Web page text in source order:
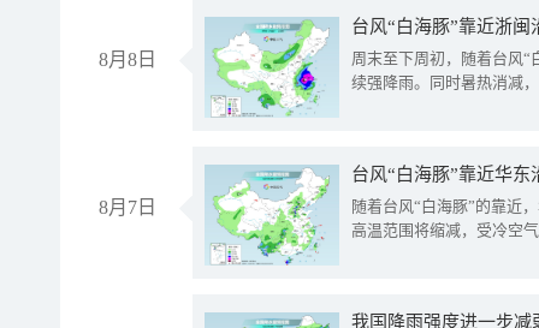
8月8日
台风“白海豚”靠近浙
周末至下周初，随着台风“
续强降雨。同时暑热消减
8月7日
台风“白海豚”靠近华
随着台风“白海豚”的靠近
高温范围将缩减，受冷空